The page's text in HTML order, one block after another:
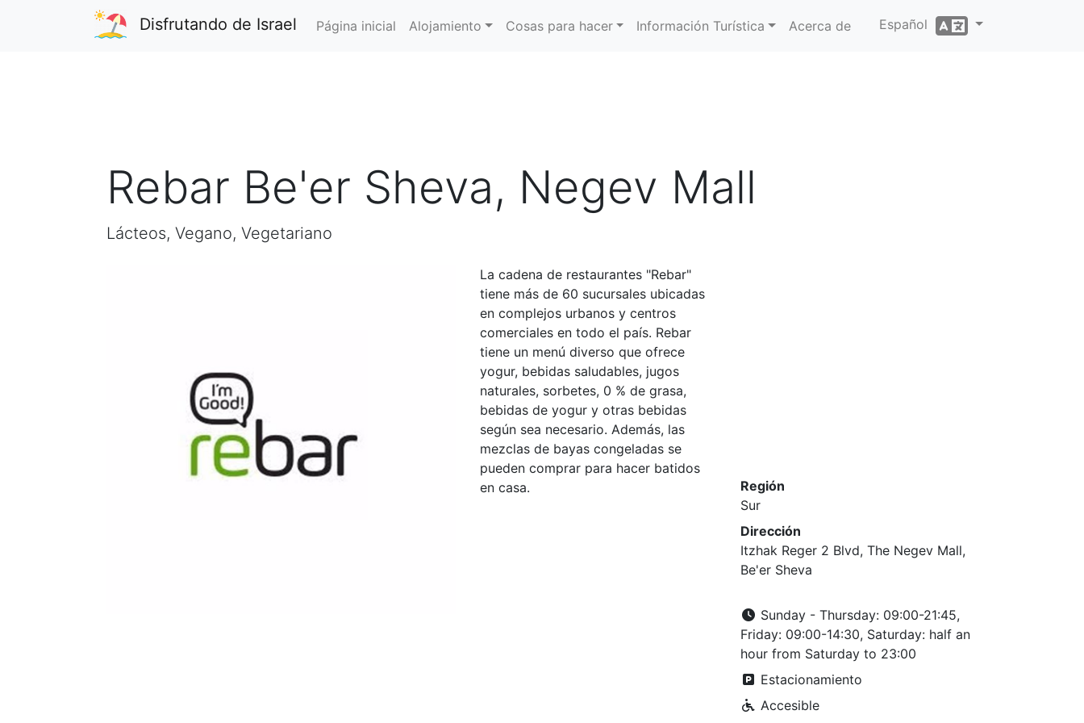
Disfrutando de Israel Página inicial Alojamiento Cosas para hacer Información Turística Acerca de Español
Rebar Be'er Sheva, Negev Mall
Lácteos, Vegano, Vegetariano
La cadena de restaurantes "Rebar"
tiene más de 60 sucursales ubicadas
en complejos urbanos y centros
comerciales en todo el país. Rebar
tiene un menú diverso que ofrece
yogur, bebidas saludables, jugos
naturales, sorbetes, 0 % de grasa,
bebidas de yogur y otras bebidas
según sea necesario. Además, las
mezclas de bayas congeladas se
pueden comprar para hacer batidos
en casa.
Región
Sur
Dirección
Itzhak Reger 2 Blvd, The Negev Mall,
Be'er Sheva
Sunday - Thursday: 09:00-21:45,
Friday: 09:00-14:30, Saturday: half an
hour from Saturday to 23:00
Estacionamiento
Accesible